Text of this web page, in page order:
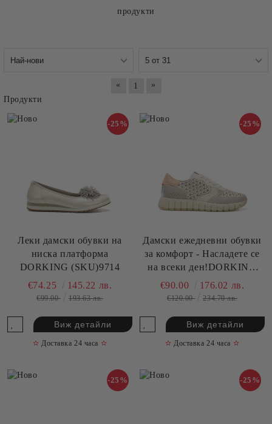
продукти
« 1
»
Продукти
Леки дамски обувки на
ниска платформа
DORKING (SKU)9714
-25%
€74.25 145.22 лв.
€99.00 193.63 лв.
Виж детайли
✫ Доставка 24 часа ✫
Дамски ежедневни обувки
за комфорт - Насладете се
на всеки ден!DORKING
(SKU)9632
-25%
€90.00 176.02 лв.
€120.00 234.70 лв.
Виж детайли
✫ Доставка 24 часа ✫
-25% -25%